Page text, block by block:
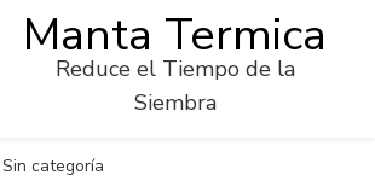
Manta Termica
Reduce el Tiempo de la
Siembra
Sin categoría